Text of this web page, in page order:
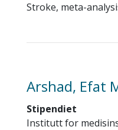
Stroke, meta-
Arshad, Efat
Stipendiet
Institutt for